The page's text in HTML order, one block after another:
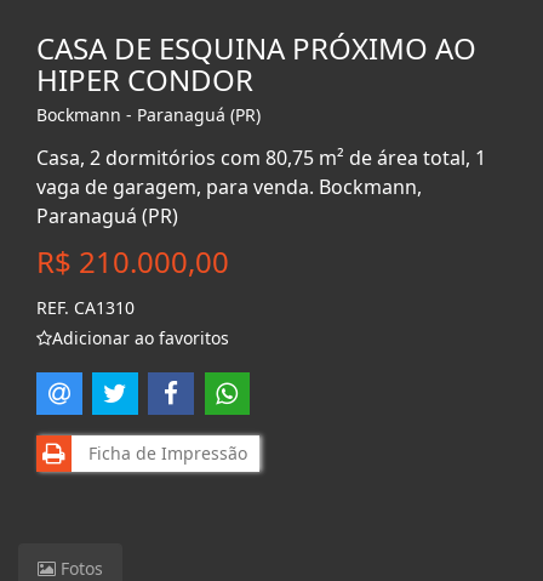
CASA DE ESQUINA PRÓXIMO AO
HIPER CONDOR
Bockmann - Paranaguá (PR)
Casa, 2 dormitórios com 80,75 m² de área total, 1
vaga de garagem, para venda. Bockmann,
Paranaguá (PR)
R$ 210.000,00
REF. CA1310
Adicionar ao favoritos
Ficha de Impressão
Fotos